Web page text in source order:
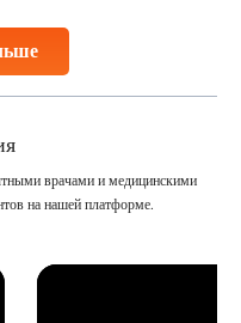
врачами и медицинскими
на нашей платформе.